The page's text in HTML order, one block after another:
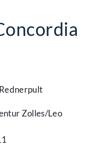
Zolles/​Leo